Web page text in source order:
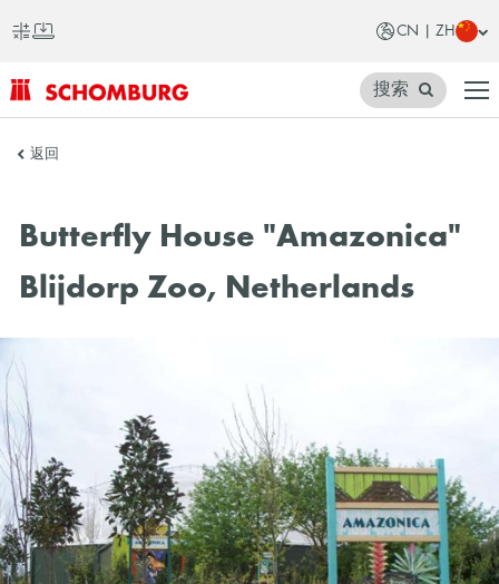
CN | ZH
SCHOMBURG
国
搜索
返回
Butterfly House "Amazonica"
Blijdorp Zoo, Netherlands